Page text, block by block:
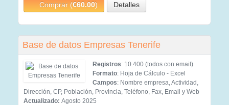
Comprar (€60.00) Detalles
Base de datos Empresas Tenerife
Registros: 10.400 (todos con email)
Formato: Hoja de Cálculo - Excel
Campos: Nombre empresa, Actividad,
Dirección, CP, Población, Provincia, Teléfono, Fax, Email y Web
Actualizado: Agosto 2025